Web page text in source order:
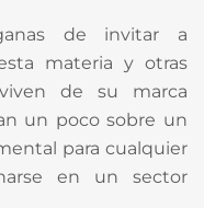
de invitar a
materia y otras
de su marca
un poco sobre un
para cualquier
en un sector